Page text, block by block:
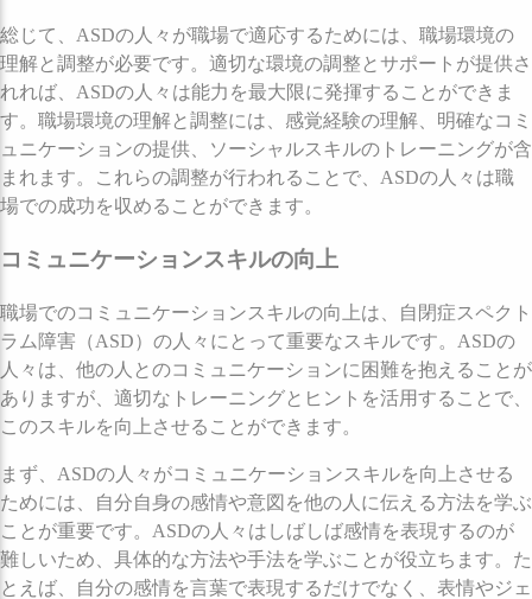
総じて、ASDの人々が職場で適応するためには、職場環境の
理解と調整が必要です。適切な環境の調整とサポートが提供さ
れれば、ASDの人々は能力を最大限に発揮することができま
す。職場環境の理解と調整には、感覚経験の理解、明確なコミ
ュニケーションの提供、ソーシャルスキルのトレーニングが含
まれます。これらの調整が行われることで、ASDの人々は職
場での成功を収めることができます。
コミュニケーションスキルの向上
職場でのコミュニケーションスキルの向上は、自閉症スペクト
ラム障害（ASD）の人々にとって重要なスキルです。ASDの
人々は、他の人とのコミュニケーションに困難を抱えることが
ありますが、適切なトレーニングとヒントを活用することで、
このスキルを向上させることができます。
まず、ASDの人々がコミュニケーションスキルを向上させる
ためには、自分自身の感情や意図を他の人に伝える方法を学ぶ
ことが重要です。ASDの人々はしばしば感情を表現するのが
難しいため、具体的な方法や手法を学ぶことが役立ちます。た
とえば、自分の感情を言葉で表現するだけでなく、表情やジェ